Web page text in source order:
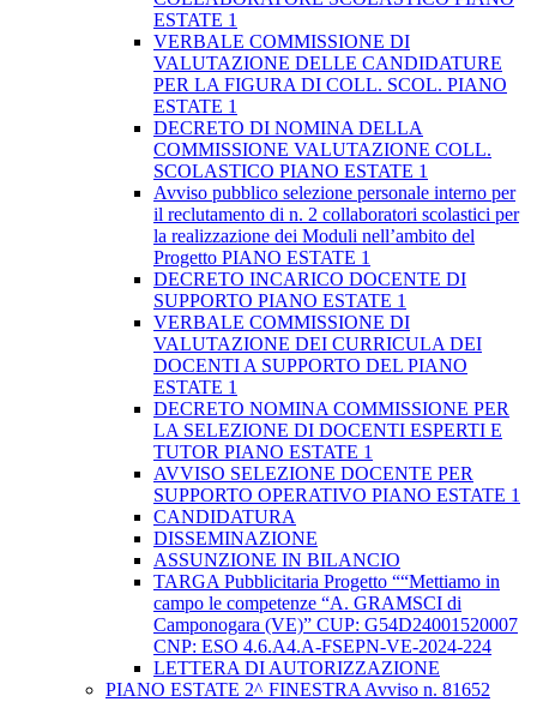
ESTATE 1
VERBALE COMMISSIONE DI
VALUTAZIONE DELLE CANDIDATURE
PER LA FIGURA DI COLL. SCOL. PIANO
ESTATE 1
DECRETO DI NOMINA DELLA
COMMISSIONE VALUTAZIONE COLL.
SCOLASTICO PIANO ESTATE 1
Avviso pubblico selezione personale interno per
il reclutamento di n. 2 collaboratori scolastici per
la realizzazione dei Moduli nell’ambito del
Progetto PIANO ESTATE 1
DECRETO INCARICO DOCENTE DI
SUPPORTO PIANO ESTATE 1
VERBALE COMMISSIONE DI
VALUTAZIONE DEI CURRICULA DEI
DOCENTI A SUPPORTO DEL PIANO
ESTATE 1
DECRETO NOMINA COMMISSIONE PER
LA SELEZIONE DI DOCENTI ESPERTI E
TUTOR PIANO ESTATE 1
AVVISO SELEZIONE DOCENTE PER
SUPPORTO OPERATIVO PIANO ESTATE 1
CANDIDATURA
DISSEMINAZIONE
ASSUNZIONE IN BILANCIO
TARGA Pubblicitaria Progetto ““Mettiamo in
campo le competenze “A. GRAMSCI di
Camponogara (VE)” CUP: G54D24001520007
CNP: ESO 4.6.A4.A-FSEPN-VE-2024-224
LETTERA DI AUTORIZZAZIONE
PIANO ESTATE 2^ FINESTRA Avviso n. 81652